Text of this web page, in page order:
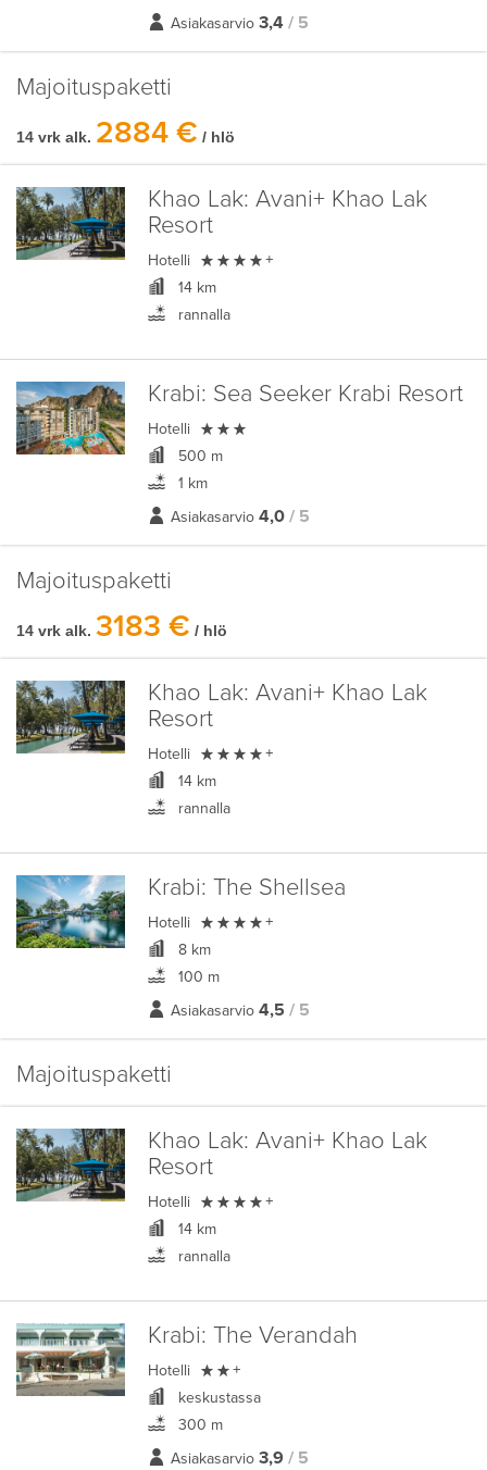
Asiakasarvio 3,4 / 5
Majoituspaketti
14 vrk alk. 2884 € / hlö
Khao Lak: Avani+ Khao Lak
Resort
Hotelli  +
14 km
rannalla
Krabi: Sea Seeker Krabi Resort
Hotelli 
500 m
1 km
Asiakasarvio 4,0 / 5
Majoituspaketti
14 vrk alk. 3183 € / hlö
Khao Lak: Avani+ Khao Lak
Resort
Hotelli  +
14 km
rannalla
Krabi: The Shellsea
Hotelli  +
8 km
100 m
Asiakasarvio 4,5 / 5
Majoituspaketti
Khao Lak: Avani+ Khao Lak
Resort
Hotelli  +
14 km
rannalla
Krabi: The Verandah
Hotelli  +
keskustassa
300 m
Asiakasarvio 3,9 / 5